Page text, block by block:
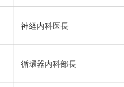
神経内科医長
循環器内科部長